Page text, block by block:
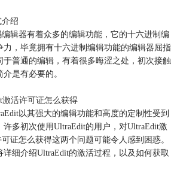
绍
辑器有着众多的编辑功能，它的十六进制编
，毕竟拥有十六进制编辑功能的编辑器屈指
普通的编辑，有着很多晦涩之处，初次接触
是有必要的。
活许可证怎么获得
以其强大的编辑功能和高度的定制性受到
多初次使用UltraEdit的用户，对UltraEdit激
证怎么获得这两个问题可能令人感到困惑。
细介绍UltraEdit的激活过程，以及如何获取